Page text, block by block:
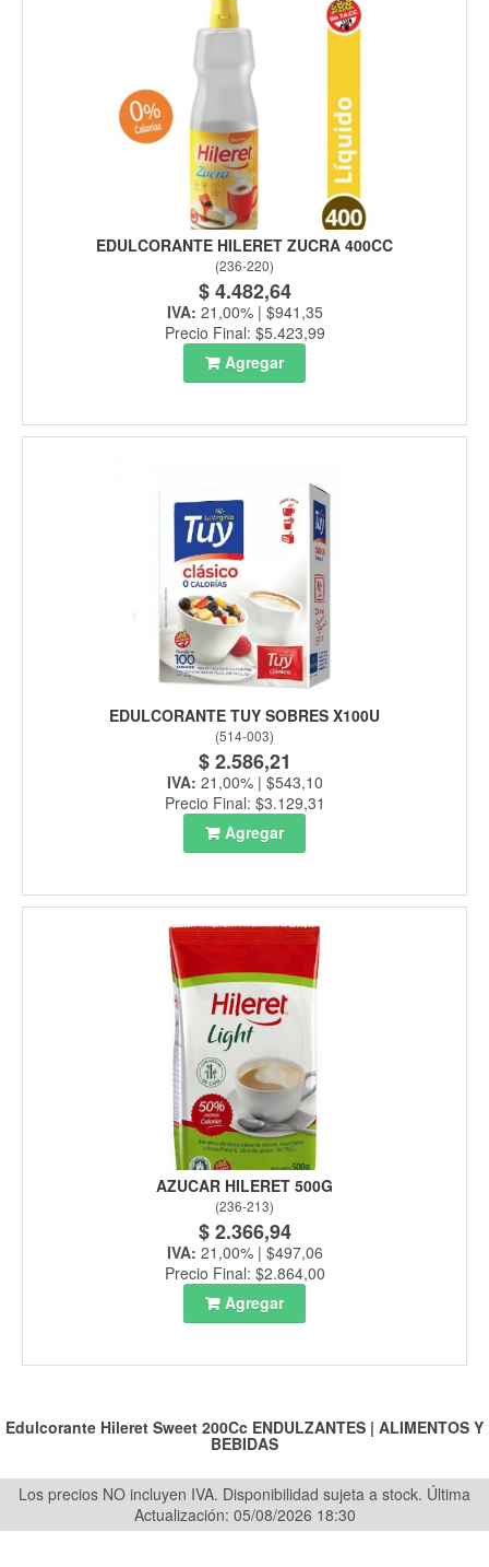
EDULCORANTE HILERET ZUCRA 400CC
(236-220)
$ 4.482,64
IVA: 21,00% | $941,35
Precio Final: $5.423,99
Agregar
EDULCORANTE TUY SOBRES X100U
(514-003)
$ 2.586,21
IVA: 21,00% | $543,10
Precio Final: $3.129,31
Agregar
AZUCAR HILERET 500G
(236-213)
$ 2.366,94
IVA: 21,00% | $497,06
Precio Final: $2.864,00
Agregar
Edulcorante Hileret Sweet 200Cc ENDULZANTES | ALIMENTOS Y
BEBIDAS
Los precios NO incluyen IVA. Disponibilidad sujeta a stock. Última
Actualización: 05/08/2026 18:30